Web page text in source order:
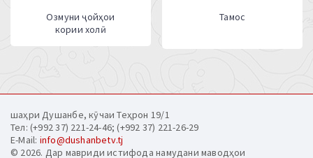
Озмуни ҷойҳои
кории холӣ
Тамос
шаҳри Душанбе, кӯчаи Теҳрон 19/1
Тел: (+992 37) 221-24-46; (+992 37) 221-26-29
E-Mail: info@dushanbetv.tj
© 2026. Дар мавриди истифода намудани маводҳои